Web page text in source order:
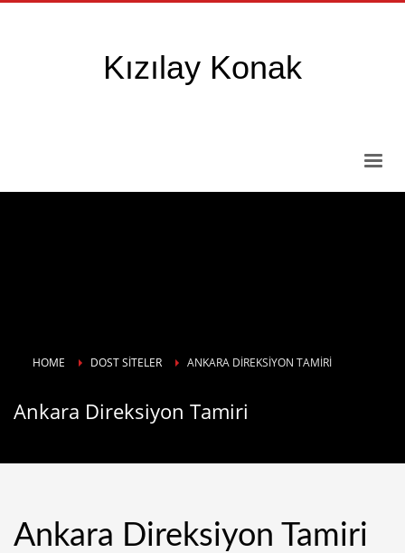
Kızılay Konak
HOME DOST SITELER ANKARA DIREKSIYON TAMIRI
Ankara Direksiyon Tamiri
Ankara Direksiyon Tamiri